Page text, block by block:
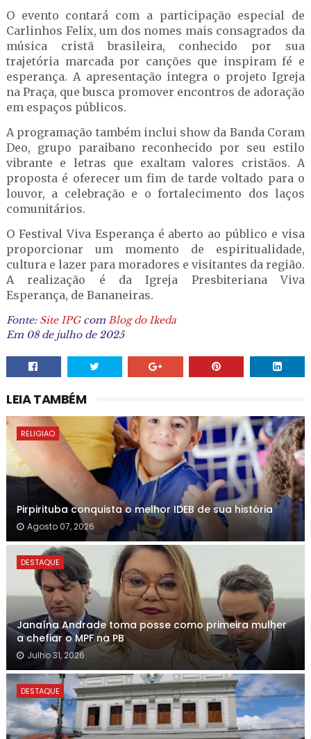
O evento contará com a participação especial de
Carlinhos Felix, um dos nomes mais consagrados da
música cristã brasileira, conhecido por sua
trajetória marcada por canções que inspiram fé e
esperança. A apresentação integra o projeto Igreja
na Praça, que busca promover encontros de adoração
em espaços públicos.
A programação também inclui show da Banda Coram
Deo, grupo paraibano reconhecido por seu estilo
vibrante e letras que exaltam valores cristãos. A
proposta é oferecer um fim de tarde voltado para o
louvor, a celebração e o fortalecimento dos laços
comunitários.
O Festival Viva Esperança é aberto ao público e visa
proporcionar um momento de espiritualidade,
cultura e lazer para moradores e visitantes da região.
A realização é da Igreja Presbiteriana Viva
Esperança, de Bananeiras.
Fonte: Site IPGcom Blog do Ikeda
Em 08 de julho de 2025
LEIA TAMBÉM
RELIGIAO
Pirpirituba conquista o melhor IDEB de sua história
Agosto 07, 2026
DESTAQUE
Janaína Andrade toma posse como primeira mulher
a chefiar o MPF na PB
Julho 31, 2026
DESTAQUE